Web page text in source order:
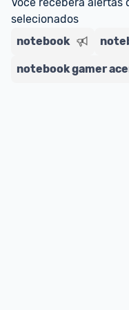
selecionados
notebook
notebook gamer